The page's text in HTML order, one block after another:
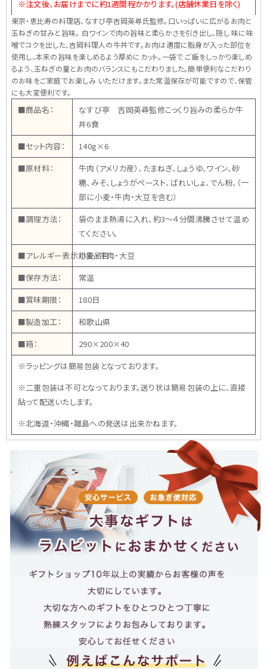
※注文後、お届けまでに約1週間程かかります。(店舗休業日を除く)
東京・恵比寿の料理店、なすび亭吉岡英尋氏監修。口いっぱいに広がるお肉と
玉ねぎの甘みと旨味。 白ワインで肉の旨味と柔らかさを引き出し、隠し 味に味
噌でコクを出した、吉岡料理人の牛丼です。お肉は適度に脂身が入った部位を
使用し、本来の旨味を楽しめるよう厚めにカット。一袋で ご飯をしっかり楽しめ
るよう、玉ねぎの量とお肉のバランスにもこだわりました。簡単便利なこだわり
のお味をご家庭でお楽しみ いただけます。また常温保存が可能ですので、保管
にも大変便利です。
■商品名：
なすび亭 吉岡英尋監修こっくり旨みの柔らか牛
丼6食
■セット内容：
140g×6
■原材料：
牛肉（アメリカ産）、たまねぎ、しょうゆ、ワイン、砂
糖、みそ、しょうがペースト、ばれいしょ、でん粉、（一
部に小麦・牛肉・大豆を含む）
■調理方法：
袋のまま熱湯に入れ、約3～４分間沸騰させて温め
てください。
■アレルギー表示対象品目：
小麦・牛肉・大豆
■保存方法：
常温
■賞味期限：
180日
■製造加工：
和歌山県
■箱：
290×200×40
※ラッピングは簡易包装となっております。
※二重包装は不可となっております。送り状は簡易包装の上に、直接
貼って配送いたします。
※北海道・沖縄・離島への発送は出来かねます。